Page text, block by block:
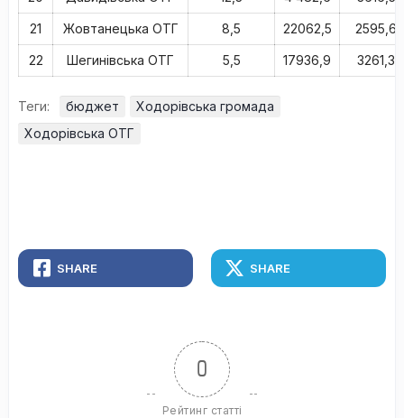
21 Жовтанецька ОТГ 8,5 22062,5 2595,6
22 Шегинівська ОТГ 5,5 17936,9 3261,3
Теги: бюджет
Ходорівська громада
Ходорівська ОТГ
SHARE SHARE
0
Рейтинг статті